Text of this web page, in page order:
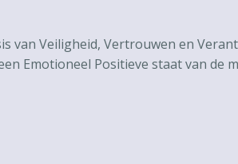
van Veiligheid, Vertrouwen en
Emotioneel Positieve staat van de